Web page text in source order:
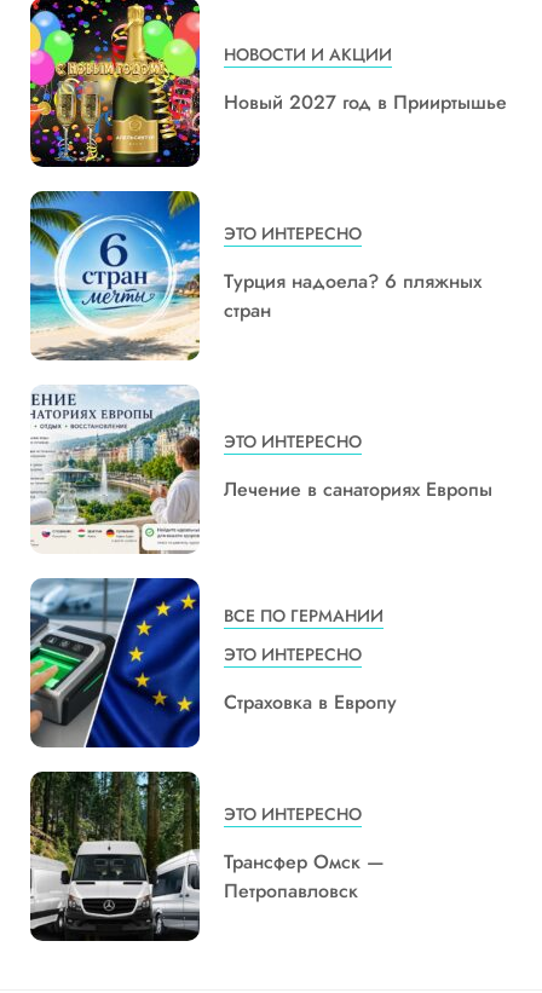
НОВОСТИ И АКЦИИ
Новый 2027 год в Прииртышье
ЭТО ИНТЕРЕСНО
Турция надоела? 6 пляжных
стран
ЭТО ИНТЕРЕСНО
Лечение в санаториях Европы
ВСЕ ПО ГЕРМАНИИ
ЭТО ИНТЕРЕСНО
Страховка в Европу
ЭТО ИНТЕРЕСНО
Трансфер Омск —
Петропавловск